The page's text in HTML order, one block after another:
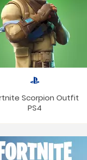
Scorpion Outfit
PS4